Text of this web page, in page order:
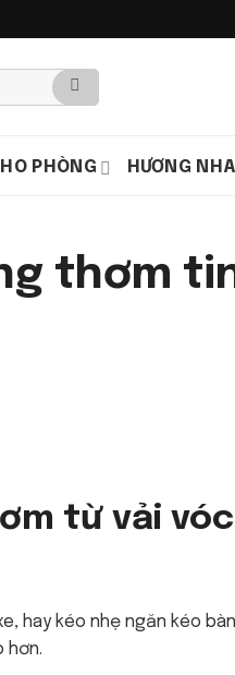
PHÒNG HƯƠNG
thơm
từ vải vóc
hay kéo nhẹ ngăn kéo
hơn.